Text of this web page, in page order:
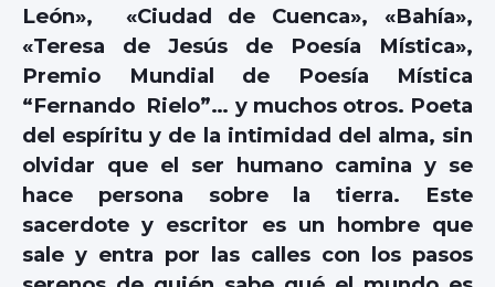
León», «Ciudad de Cuenca», «Bahía»,
«Teresa de Jesús de Poesía Mística»,
Premio Mundial de Poesía Mística
“Fernando Rielo”… y muchos otros. Poeta
del espíritu y de la intimidad del alma, sin
olvidar que el ser humano camina y se
hace persona sobre la tierra. Este
sacerdote y escritor es un hombre que
sale y entra por las calles con los pasos